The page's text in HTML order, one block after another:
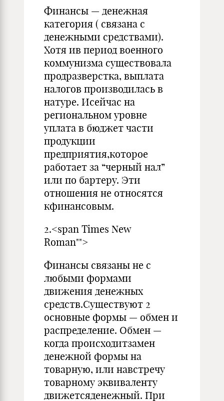
Финансы — денежная
категория ( связана с
денежными средствами).
Хотя ив период военного
коммунизма существовала
продразверстка, выплата
налогов производилась в
натуре. Исейчас на
региональном уровне
уплата в бюджет части
продукции
предприятия,которое
работает за “черный нал”
или по бартеру. Эти
отношения не относятся
кфинансовым.
2.<span Times New
Roman"">
Финансы связаны не с
любыми формами
движения денежных
средств.Существуют 2
основные формы — обмен и
распределение. Обмен —
когда происходитзамен
денежной формы на
товарную, или навстречу
товарному эквиваленту
движетсяденежный. При